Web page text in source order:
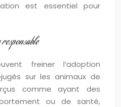
est essentiel pour
freiner l’adoption
sur les animaux de
comme ayant des
ou de santé,